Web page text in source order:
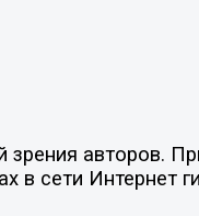
авторов.
в сети Интернет